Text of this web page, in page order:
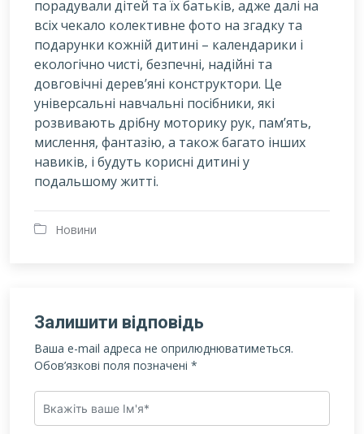
порадували дітей та їх батьків, адже далі на
всіх чекало колективне фото на згадку та
подарунки кожній дитині – календарики і
екологічно чисті, безпечні, надійні та
довговічні дерев’яні конструктори. Це
універсальні навчальні посібники, які
розвивають дрібну моторику рук, пам’ять,
мислення, фантазію, а також багато інших
навиків, і будуть корисні дитині у
подальшому житті.
Новини
Залишити відповідь
Ваша e-mail адреса не оприлюднюватиметься.
Обов’язкові поля позначені *